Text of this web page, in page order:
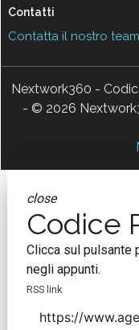
Contatti
Contatta il nostro
Nextwork360 -
- © 2026
close
Codice
Clicca sul pulsante
negli appunti.
RSS link